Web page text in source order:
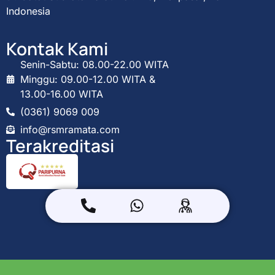
Indonesia
Kontak Kami
Senin-Sabtu: 08.00-22.00 WITA
Minggu: 09.00-12.00 WITA &
13.00-16.00 WITA
(0361) 9069 009
info@rsmramata.com
Terakreditasi